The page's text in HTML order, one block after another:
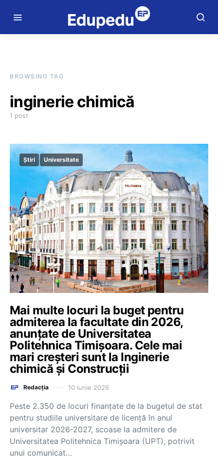
BROWSING TAG
inginerie chimică
1 post
Știri Universitate
Mai multe locuri la buget pentru
admiterea la facultate din 2026,
anunțate de Universitatea
Politehnica Timișoara. Cele mai
mari creșteri sunt la Inginerie
chimică și Construcții
Redacția 10 iunie 2026
Peste 2.350 de locuri finanțate de la bugetul de stat
pentru studiile universitare de licență în anul
universitar 2026-2027, scoase la admitere de
Universitatea Politehnica Timișoara (UPT), potrivit
unui comunicat…